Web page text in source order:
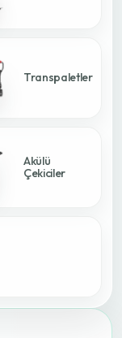
Transpaletler
Akülü
Çekiciler